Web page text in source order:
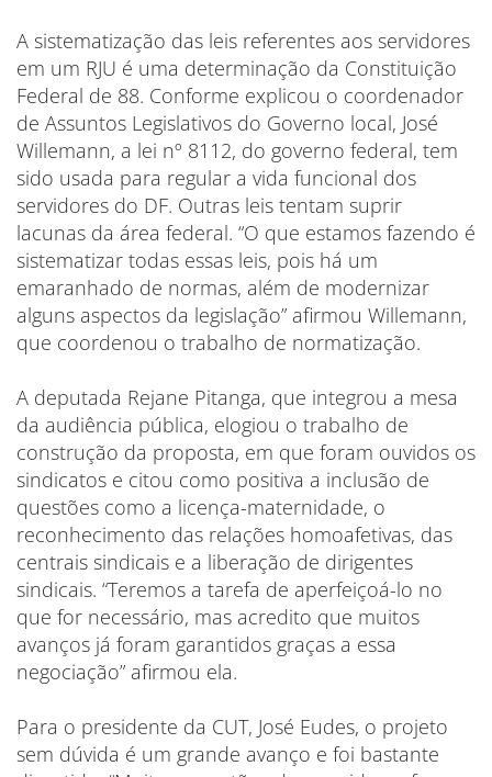
A sistematização das leis referentes aos servidores
em um RJU é uma determinação da Constituição
Federal de 88. Conforme explicou o coordenador
de Assuntos Legislativos do Governo local, José
Willemann, a lei nº 8112, do governo federal, tem
sido usada para regular a vida funcional dos
servidores do DF. Outras leis tentam suprir
lacunas da área federal. “O que estamos fazendo é
sistematizar todas essas leis, pois há um
emaranhado de normas, além de modernizar
alguns aspectos da legislação” afirmou Willemann,
que coordenou o trabalho de normatização.
A deputada Rejane Pitanga, que integrou a mesa
da audiência pública, elogiou o trabalho de
construção da proposta, em que foram ouvidos os
sindicatos e citou como positiva a inclusão de
questões como a licença-maternidade, o
reconhecimento das relações homoafetivas, das
centrais sindicais e a liberação de dirigentes
sindicais. “Teremos a tarefa de aperfeiçoá-lo no
que for necessário, mas acredito que muitos
avanços já foram garantidos graças a essa
negociação” afirmou ela.
Para o presidente da CUT, José Eudes, o projeto
sem dúvida é um grande avanço e foi bastante